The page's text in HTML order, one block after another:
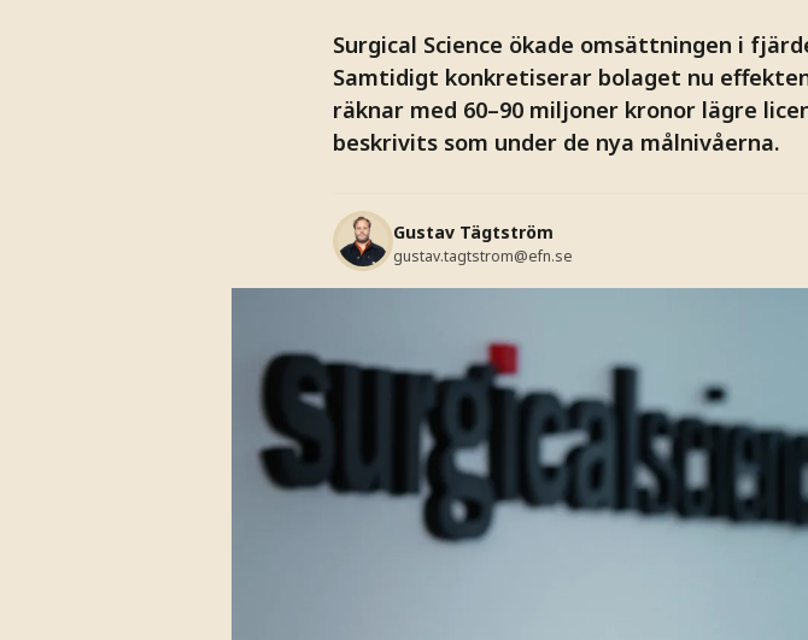
Surgical Science ökade omsättningen i
Samtidigt konkretiserar bolaget nu
räknar med 60–90 miljoner kronor lägre
beskrivits som under de nya målnivåerna.
Gustav Tägtström
gustav.tagtstrom@efn.se